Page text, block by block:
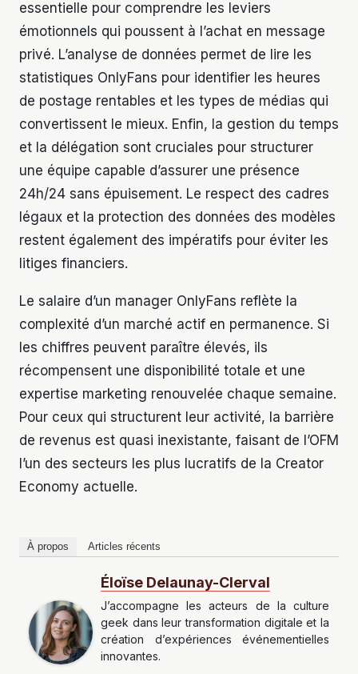
essentielle pour comprendre les leviers
émotionnels qui poussent à l’achat en message
privé. L’analyse de données permet de lire les
statistiques OnlyFans pour identifier les heures
de postage rentables et les types de médias qui
convertissent le mieux. Enfin, la gestion du temps
et la délégation sont cruciales pour structurer
une équipe capable d’assurer une présence
24h/24 sans épuisement. Le respect des cadres
légaux et la protection des données des modèles
restent également des impératifs pour éviter les
litiges financiers.
Le salaire d’un manager OnlyFans reflète la
complexité d’un marché actif en permanence. Si
les chiffres peuvent paraître élevés, ils
récompensent une disponibilité totale et une
expertise marketing renouvelée chaque semaine.
Pour ceux qui structurent leur activité, la barrière
de revenus est quasi inexistante, faisant de l’OFM
l’un des secteurs les plus lucratifs de la Creator
Economy actuelle.
À propos Articles récents
Éloïse Delaunay-Clerval
J’accompagne les acteurs de la culture
geek dans leur transformation digitale et la
création d’expériences événementielles
innovantes.